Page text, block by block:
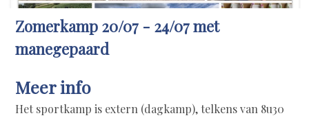
Zomerkamp 20/07 - 24/07 met
manegepaard
Meer info
Het sportkamp is extern (dagkamp), telkens van 8u30